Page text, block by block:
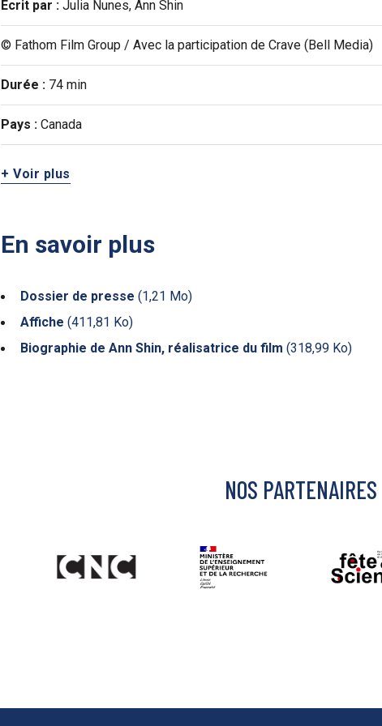
Écrit par : Julia Nunes, Ann Shin
© Fathom Film Group / Avec la participation de Crave (Bell Media)
Durée : 74 min
Pays : Canada
+ Voir plus
En savoir plus
Dossier de presse (1,21 Mo)
Affiche (411,81 Ko)
Biographie de Ann Shin, réalisatrice du film (318,99 Ko)
NOS PARTENAIRES